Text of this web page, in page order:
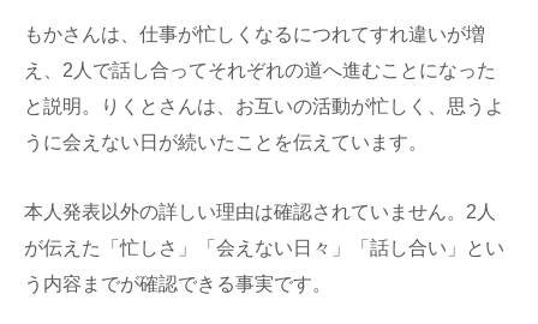
もかさんは、仕事が忙しくなるにつれてすれ違いが増
え、2人で話し合ってそれぞれの道へ進むことになった
と説明。りくとさんは、お互いの活動が忙しく、思うよ
うに会えない日が続いたことを伝えています。
本人発表以外の詳しい理由は確認されていません。2人
が伝えた「忙しさ」「会えない日々」「話し合い」とい
う内容までが確認できる事実です。